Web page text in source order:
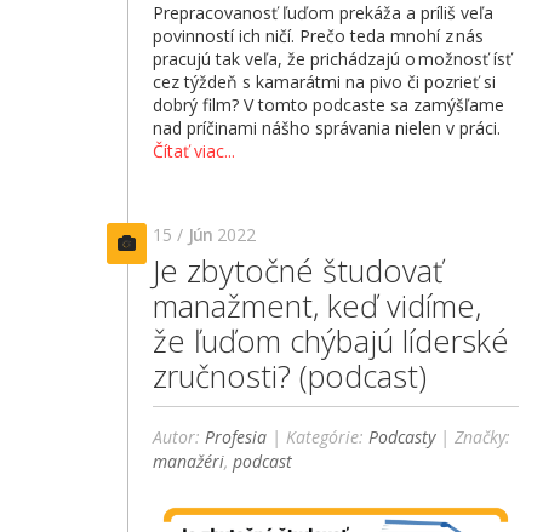
Prepracovanosť ľuďom prekáža a príliš veľa
povinností ich ničí. Prečo teda mnohí z nás
pracujú tak veľa, že prichádzajú o možnosť ísť
cez týždeň s kamarátmi na pivo či pozrieť si
dobrý film? V tomto podcaste sa zamýšľame
nad príčinami nášho správania nielen v práci.
Čítať viac...
15 / Jún 2022
Je zbytočné študovať
manažment, keď vidíme,
že ľuďom chýbajú líderské
zručnosti? (podcast)
Autor:Profesia | Kategórie:Podcasty| Značky:
manažéri,podcast